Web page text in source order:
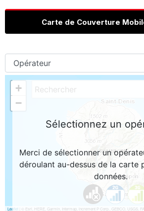
Carte de Couverture